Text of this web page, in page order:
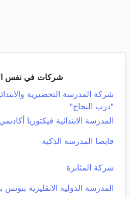
شركات في نفس
شركة المدرسة التحضيرية
"درب النجاح"
المدرسة الابتدائية فيكتوريا أكاديمي
قابصا المدرسة الذكية
شركة المثابرة
المدرسة الدولية الانقليزية